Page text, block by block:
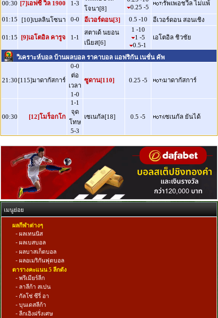
เมนูย่อย
ผลกีฬาต่างๆ
- ผลเทนนิส
- ผลเบสบอล
- ผลบาสเก็ตบอล
- ผลอเมริกันฟุตบอล
ตารางคะแนน 5 ลีกดัง
- พรีเมียร์ลีก
- ลาลีก้า สเปน
- กัลโช่ ซีรี่ อา
- บุนเดสลีก้า
- ลีกเอิงฝรั่งเศษ
00:30 [7]เอฟซี วิล 1900 1-3
โจนา[8]
0.25 -5
รัพเพอชวีล ไม่แพ้
01:15 [10]เบลลินโซนา 0-0 อีเวอร์ดอน[3] 0.5 -10 อีเวอร์ดอน สอนเชิง
01:15 [9]เอโตอิล คารูจ 1-1
สตาเด้ นยอน
เนียส[6]
1 -10
1 -5
0.5-1
เอโตอิล ชิวชัย
วิเคราะห์บอล บ้านผลบอล ราคาบอล แอฟริกัน เนชั่น คัพ
21:30 [115]มาดากัสการ์
0-0
ต่อ
เวลา
1-0
ซูดาน[110] 0.25 -5 มาดากัสการ์
00:30 [12]โมร็อกโก
1-1
จุด
โทษ
5-3
เซเนกัล[18] 0.5 -5 เซเนกัล ยันได้